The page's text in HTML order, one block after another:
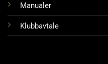
Manualer
Klubbavtale